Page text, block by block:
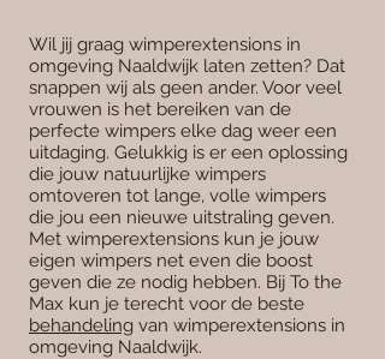
Wil jij graag wimperextensions in
omgeving Naaldwijk laten zetten? Dat
snappen wij als geen ander. Voor veel
vrouwen is het bereiken van de
perfecte wimpers elke dag weer een
uitdaging. Gelukkig is er een oplossing
die jouw natuurlijke wimpers
omtoveren tot lange, volle wimpers
die jou een nieuwe uitstraling geven.
Met wimperextensions kun je jouw
eigen wimpers net even die boost
geven die ze nodig hebben. Bij To the
Max kun je terecht voor de beste
behandeling van wimperextensions in
omgeving Naaldwijk.